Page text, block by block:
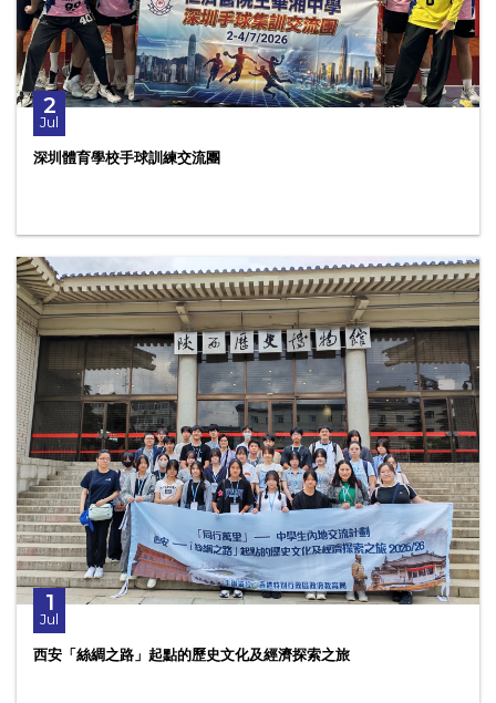
2
Jul
深圳體育學校手球訓練交流團
1
Jul
西安「絲綢之路」起點的歷史文化及經濟探索之旅